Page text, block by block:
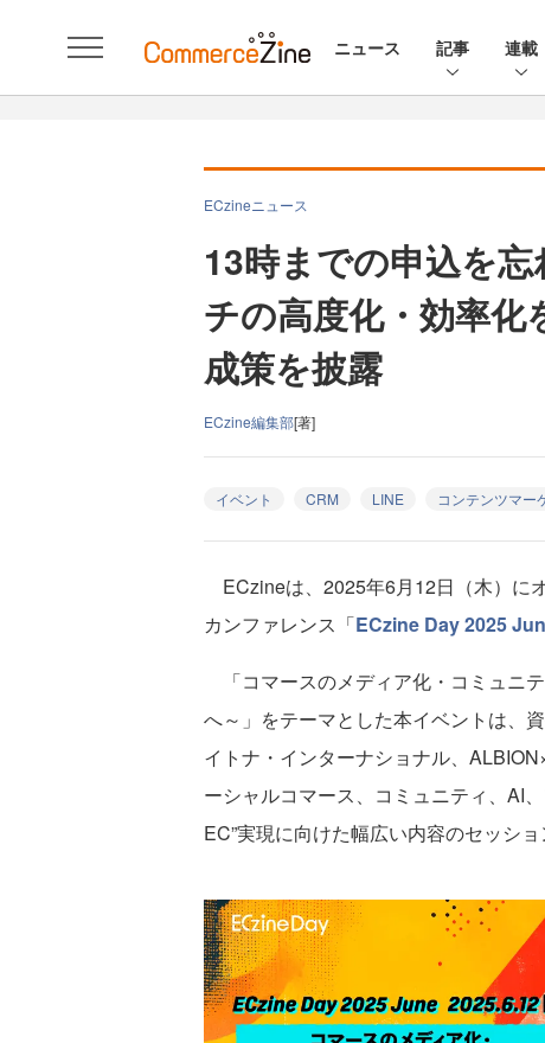
ニュース 記事 連載
ECzineニュース
13時までの申込を
チの高度化・効率
成策を披露
ECzine編集部[著]
イベント CRM LINE コンテンツマー
ECzineは、2025年6月12日（木）に
カンファレンス「ECzine Day 2025
「コマースのメディア化・コミュニ
へ～」をテーマとした本イベントは、
イトナ・インターナショナル、
ーシャルコマース、コミュニティ、AI
EC”実現に向けた幅広い内容のセッショ